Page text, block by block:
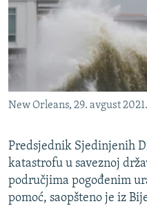
ISPRIČAJ MI
DNEVNO@RSE
SPECIJALI RSE
VIŠE OD NASLOVA
GENOCID U SREBRENICI
POPLAVE I KLIZIŠTA U BIH 2024.
TV LIBERTY
POST SCRIPTUM
PRATITE NAS
Sve RFE/RL stranice
New Orleans, 29. avgust 2021.
Predsjednik Sjedinjenih
katastrofu u saveznoj
područjima pogođenim
pomoć, saopšteno je iz